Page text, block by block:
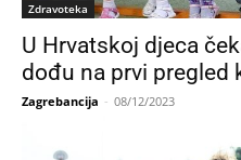
Zdravoteka
U Hrvatskoj djeca
dođu na prvi pregled
Zagrebancija - 08/12/2023